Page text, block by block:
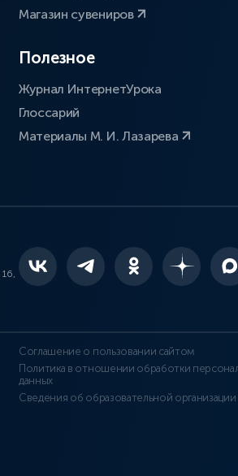
Магазин сувениров
Полезное
Журнал ИнтернетУрока
Глоссарий
Материалы М. И. Лазарева
16,
Соглашение о пользовании сайтом
Политика в отношении обработки
данных
Сведения об образовательной организации